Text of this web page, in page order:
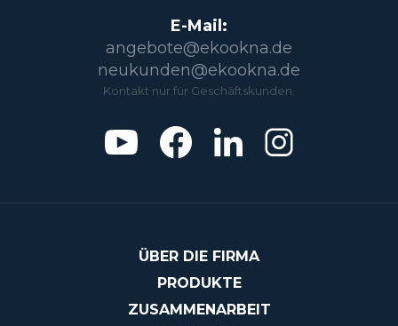
E-Mail:
angebote@ekookna.de
neukunden@ekookna.de
Kontakt nur für Geschäftskunden.
ÜBER DIE FIRMA
PRODUKTE
ZUSAMMENARBEIT